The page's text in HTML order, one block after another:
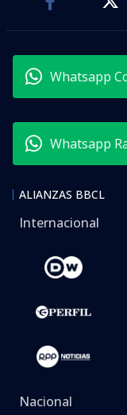
Whatsapp
Whatsapp
ALIANZAS BBCL
Internacional
Nacional